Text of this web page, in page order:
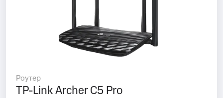
Роутер
TP-Link Archer C5 Pro